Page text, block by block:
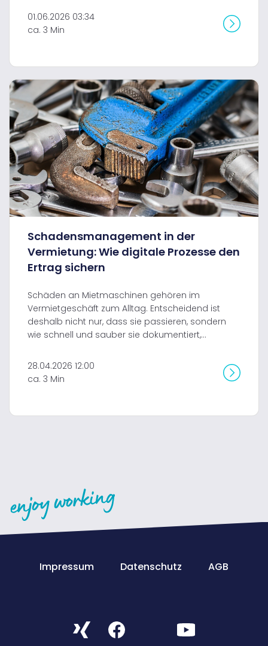
01.06.2026 03:34
ca. 3 Min
Schadensmanagement in der
Vermietung: Wie digitale Prozesse den
Ertrag sichern
Schäden an Mietmaschinen gehören im
Vermietgeschäft zum Alltag. Entscheidend ist
deshalb nicht nur, dass sie passieren, sondern
wie schnell und sauber sie dokumentiert,...
28.04.2026 12:00
ca. 3 Min
Impressum Datenschutz AGB